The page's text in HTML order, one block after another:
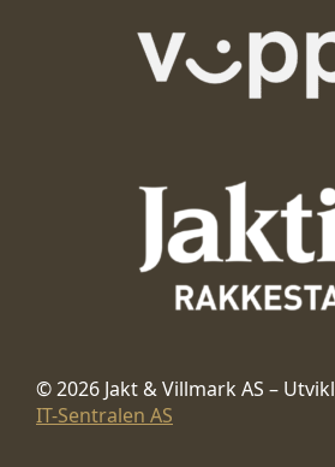
© 2026 Jakt & Villmark AS –
IT-Sentralen AS